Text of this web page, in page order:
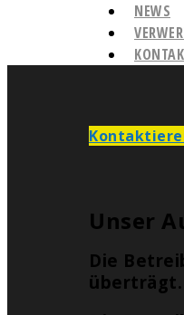
NEWS
Unser
Die
überträgt.